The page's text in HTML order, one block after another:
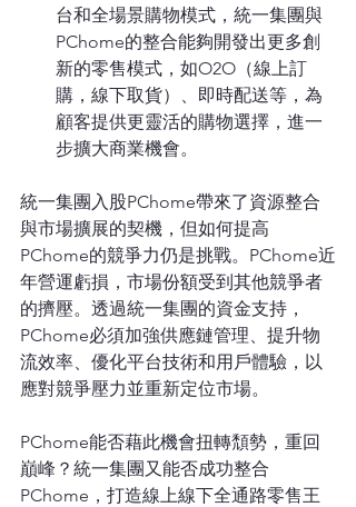
台和全場景購物模式，統一集團與
PChome的整合能夠開發出更多創
新的零售模式，如O2O（線上訂
購，線下取貨）、即時配送等，為
顧客提供更靈活的購物選擇，進一
步擴大商業機會。
統一集團入股PChome帶來了資源整合
與市場擴展的契機，但如何提高
PChome的競爭力仍是挑戰。PChome近
年營運虧損，市場份額受到其他競爭者
的擠壓。透過統一集團的資金支持，
PChome必須加強供應鏈管理、提升物
流效率、優化平台技術和用戶體驗，以
應對競爭壓力並重新定位市場。
PChome能否藉此機會扭轉頹勢，重回
巔峰？統一集團又能否成功整合
PChome，打造線上線下全通路零售王